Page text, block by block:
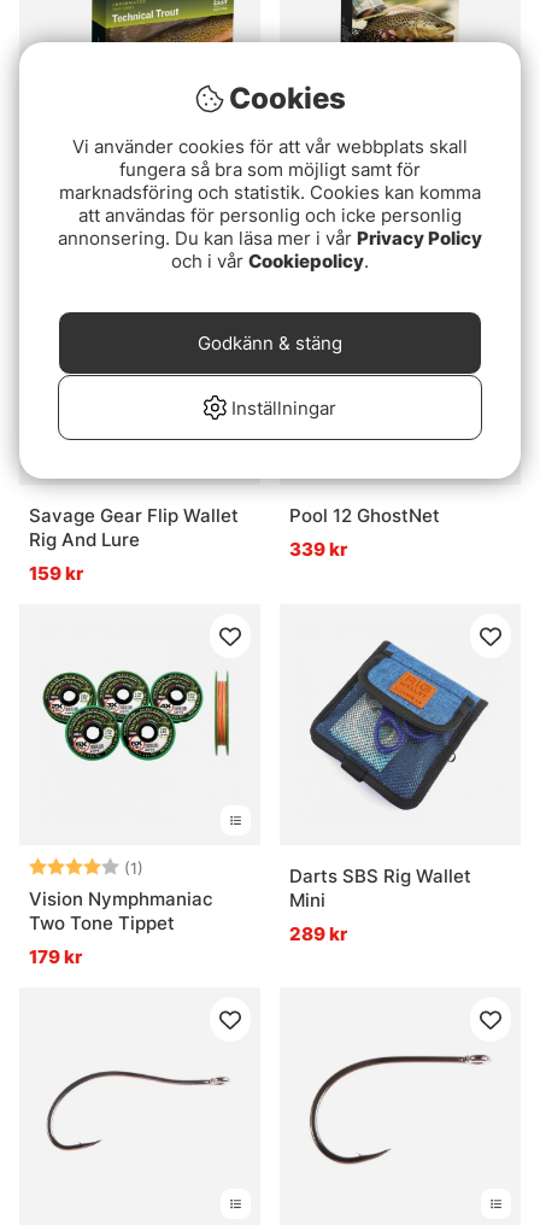
RIO Elite Technical Trout
Sky Blue/Peach/Gray
1699 kr
RIO Elite Gold
Moss/Gold/Gray
1699 kr
Savage Gear Flip Wallet
Rig And Lure
159 kr
Pool 12 GhostNet
339 kr
Betyg: (1)
4.0 utav 5 stjärnor
Vision Nymphmaniac
Two Tone Tippet
179 kr
Darts SBS Rig Wallet
Mini
289 kr
Cookies
Vi använder cookies för att vår webbplats skall
fungera så bra som möjligt samt för
marknadsföring och statistik. Cookies kan komma
att användas för personlig och icke personlig
annonsering. Du kan läsa mer i vår Privacy Policy
och i vår Cookiepolicy.
Inställningar
Godkänn & stäng